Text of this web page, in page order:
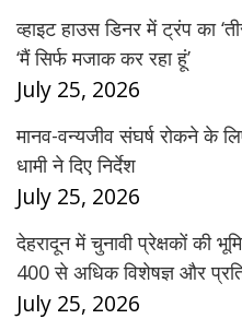
व्हाइट हाउस डिनर में ट्रंप का
‘मैं सिर्फ मजाक कर रहा हूं’
July 25, 2026
मानव-वन्यजीव संघर्ष रोकने के
धामी ने दिए निर्देश
July 25, 2026
देहरादून में चुनावी प्रेक्षकों की
400 से अधिक विशेषज्ञ और
July 25, 2026